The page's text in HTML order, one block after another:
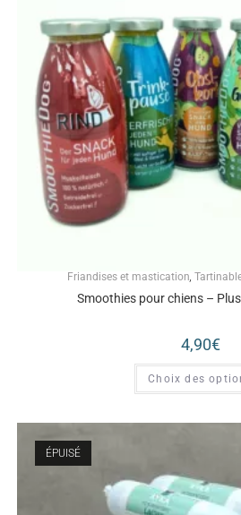
Friandises et mastication
Smoothies pour chiens –
4,90€
Choix des
ÉPUISÉ